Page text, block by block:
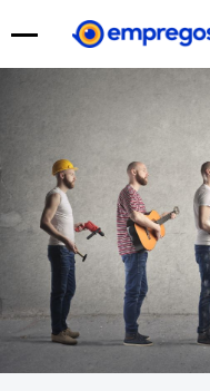
Pular para o conteúdo